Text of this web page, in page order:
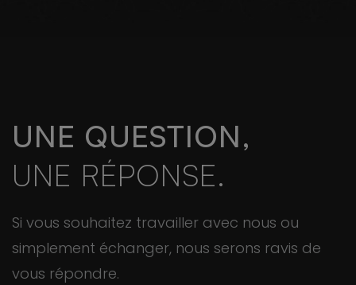
UNE QUESTION,
UNE RÉPONSE.
Si vous souhaitez travailler avec nous ou
simplement échanger, nous serons ravis de
vous répondre.